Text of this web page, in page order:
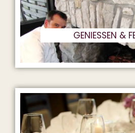
GENIESSEN &